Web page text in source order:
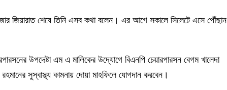
জিয়ারাত শেষে তিনি এসব কথা বলেন। এর আগে সকালে সিলেটে এসে পৌঁছান
উপদেষ্টা এম এ মালিকের উদ্যোগে বিএনপি চেয়ারপারসন বেগম খালেদা
সুস্বাস্থ্য কামনায় দোয়া মাহফিলে যোগদান করবেন।